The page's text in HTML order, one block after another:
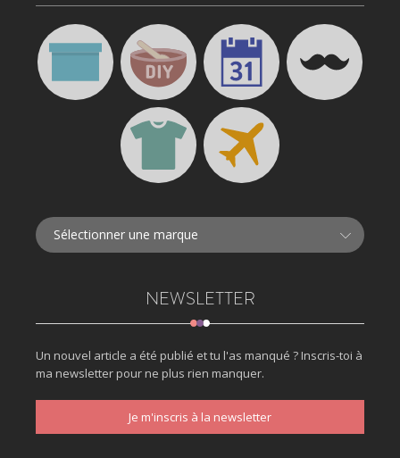
NEWSLETTER
Un nouvel article a été publié et tu l'as manqué ? Inscris-toi à
ma newsletter pour ne plus rien manquer.
Je m'inscris à la newsletter